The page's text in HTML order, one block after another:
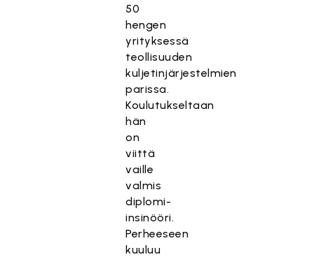
50
hengen
yrityksessä
teollisuuden
kuljetinjärjestelmien
parissa.
Koulutukseltaan
hän
on
viittä
vaille
valmis
diplomi-
insinööri.
Perheeseen
kuuluu